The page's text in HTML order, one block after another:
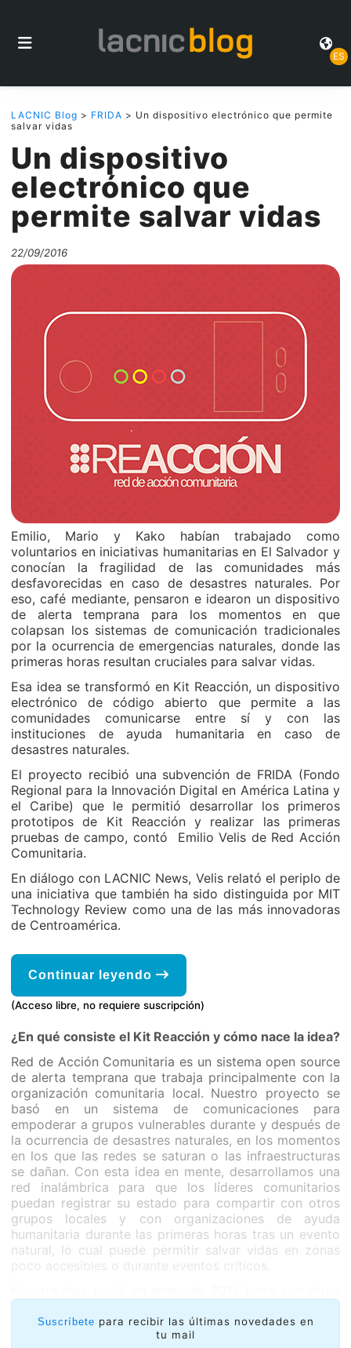
ES
LACNIC Blog > FRIDA > Un dispositivo electrónico que permite
salvar vidas
Un dispositivo
electrónico que
permite salvar vidas
22/09/2016
Emilio, Mario y Kako habían trabajado como
voluntarios en iniciativas humanitarias en El Salvador y
conocían la fragilidad de las comunidades más
desfavorecidas en caso de desastres naturales. Por
eso, café mediante, pensaron e idearon un dispositivo
de alerta temprana para los momentos en que
colapsan los sistemas de comunicación tradicionales
por la ocurrencia de emergencias naturales, donde las
primeras horas resultan cruciales para salvar vidas.
Esa idea se transformó en Kit Reacción, un dispositivo
electrónico de código abierto que permite a las
comunidades comunicarse entre sí y con las
instituciones de ayuda humanitaria en caso de
desastres naturales.
El proyecto recibió una subvención de FRIDA (Fondo
Regional para la Innovación Digital en América Latina y
el Caribe) que le permitió desarrollar los primeros
prototipos de Kit Reacción y realizar las primeras
pruebas de campo, contó Emilio Velis de Red Acción
Comunitaria.
En diálogo con LACNIC News, Velis relató el periplo de
una iniciativa que también ha sido distinguida por MIT
Technology Review como una de las más innovadoras
de Centroamérica.
Continuar leyendo
(Acceso libre, no requiere suscripción)
¿En qué consiste el Kit Reacción y cómo nace la idea?
Red de Acción Comunitaria es un sistema open source
de alerta temprana que trabaja principalmente con la
organización comunitaria local. Nuestro proyecto se
basó en un sistema de comunicaciones para
empoderar a grupos vulnerables durante y después de
la ocurrencia de desastres naturales, en los momentos
en los que las redes se saturan o las infraestructuras
se dañan. Con esta idea en mente, desarrollamos una
red inalámbrica para que los líderes comunitarios
puedan registrar su estado para compartir con otros
grupos locales y con organizaciones de ayuda
humanitaria durante las primeras horas tras un evento
natural, lo cual puede permitir salvar vidas en zonas
poco accesibles o durante eventos críticos.
dos amigos de la comunidad Open Hardware en El
Salvador, Mario Gómez y Kako Valladares. Los tres
queríamos enfocarnos en un problema social o
Suscríbete para recibir las últimas novedades en
tu mail